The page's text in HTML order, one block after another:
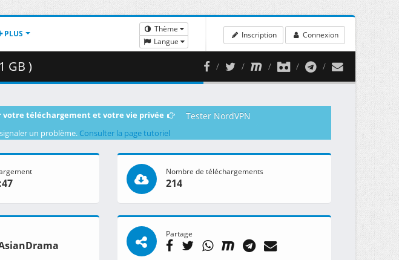
PLUS
Thème
Langue
Inscription Connexion
GB )
votre téléchargement et votre vie privée Tester NordVPN
un problème. Consulter la page tutoriel
Nombre de téléchargements
214
Partage